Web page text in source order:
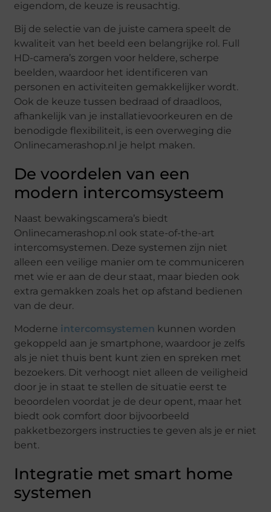
eigendom, de keuze is reusachtig.
Bij de selectie van de juiste camera speelt de
kwaliteit van het beeld een belangrijke rol. Full
HD-camera’s zorgen voor heldere, scherpe
beelden, waardoor het identificeren van
personen en activiteiten gemakkelijker wordt.
Ook de keuze tussen bedraad of draadloos,
afhankelijk van je installatievoorkeuren en de
benodigde flexibiliteit, is een overweging die
Onlinecamerashop.nl je helpt maken.
De voordelen van een
modern intercomsysteem
Naast bewakingscamera’s biedt
Onlinecamerashop.nl ook state-of-the-art
intercomsystemen. Deze systemen zijn niet
alleen een veilige manier om te communiceren
met wie er aan de deur staat, maar bieden ook
extra gemakken zoals het op afstand bedienen
van de deur.
Moderne intercomsystemen kunnen worden
gekoppeld aan je smartphone, waardoor je zelfs
als je niet thuis bent kunt zien en spreken met
bezoekers. Dit verhoogt niet alleen de veiligheid
door je in staat te stellen de situatie eerst te
beoordelen voordat je de deur opent, maar het
biedt ook comfort door bijvoorbeeld
pakketbezorgers instructies te geven als je er niet
bent.
Integratie met smart home
systemen